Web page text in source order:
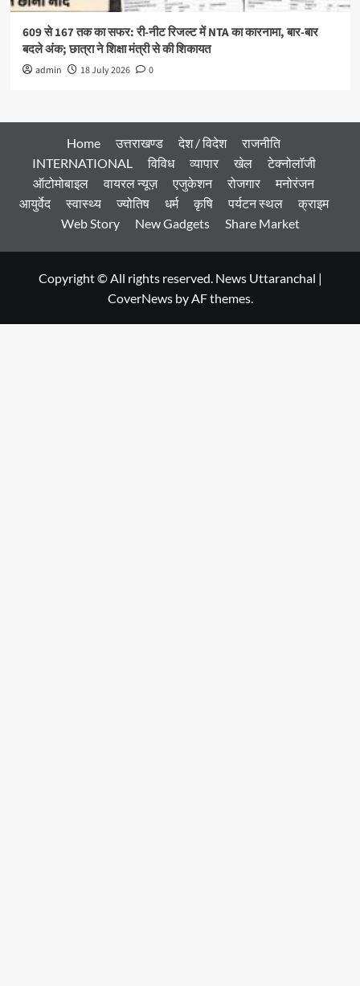
609 से 167 तक का सफर: री-नीट रिजल्ट में NTA का कारनामा, बार-बार
बदले अंक; छात्रा ने शिक्षा मंत्री से की शिकायत
admin 18 July 2026 0
Home उत्तराखण्ड देश / विदेश
राजनीति
INTERNATIONAL
विविध व्यापार खेल
टेक्नोलॉजी
ऑटोमोबाइल
वायरल न्यूज़ एजुकेशन रोजगार
मनोरंजन
आयुर्वेद
स्वास्थ्य ज्योतिष धर्म कृषि पर्यटन स्थल
क्राइम
Web Story
New Gadgets Share Market
Copyright © All rights reserved. News Uttaranchal |
CoverNewsby AF themes.